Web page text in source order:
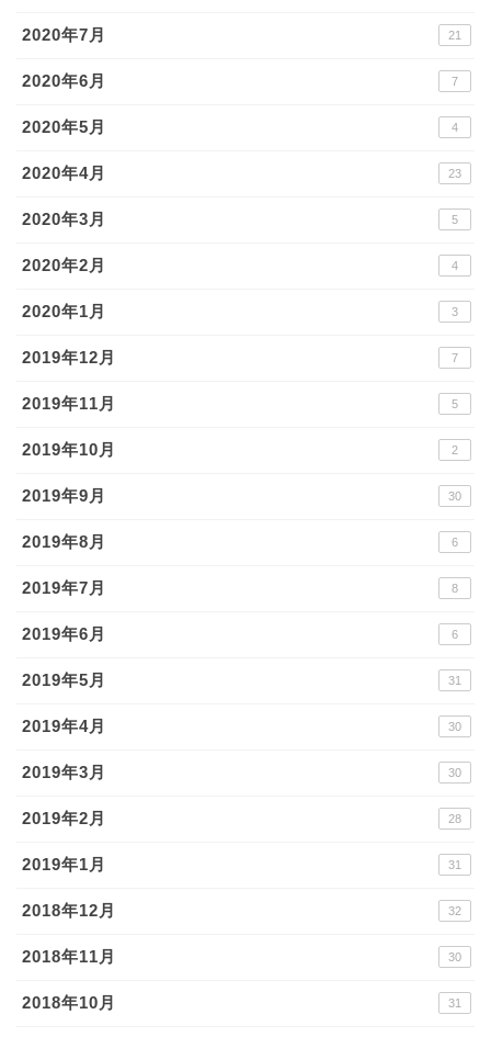
2020年7月 21
2020年6月 7
2020年5月 4
2020年4月 23
2020年3月 5
2020年2月 4
2020年1月 3
2019年12月 7
2019年11月 5
2019年10月 2
2019年9月 30
2019年8月 6
2019年7月 8
2019年6月 6
2019年5月 31
2019年4月 30
2019年3月 30
2019年2月 28
2019年1月 31
2018年12月 32
2018年11月 30
2018年10月 31